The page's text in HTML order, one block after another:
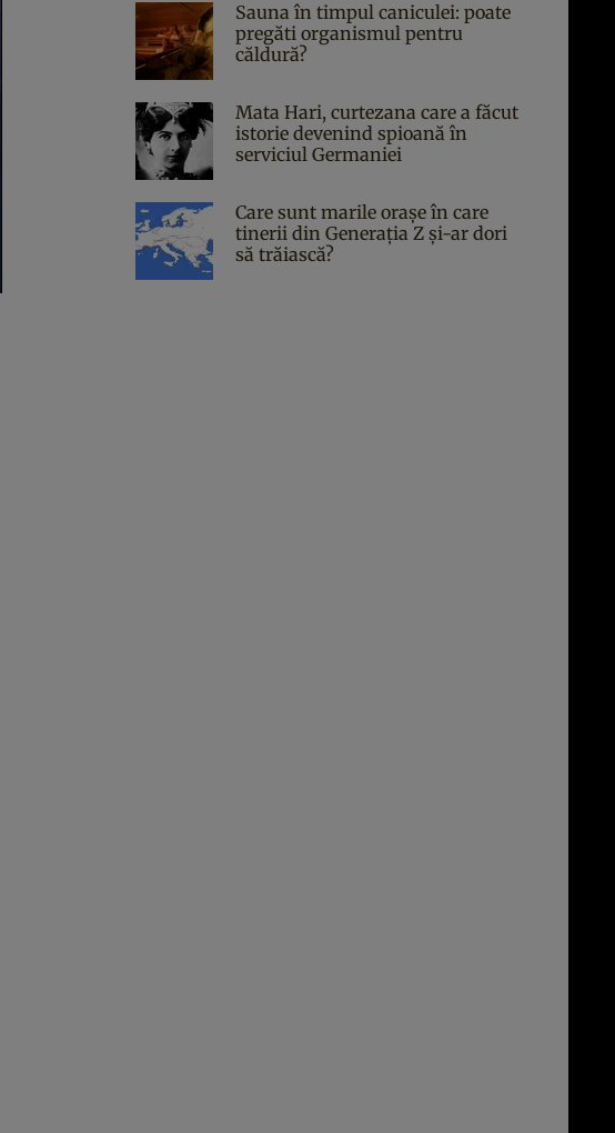
Sauna în timpul caniculei: poate
pregăti organismul pentru
căldură?
Mata Hari, curtezana care a făcut
istorie devenind spioană în
serviciul Germaniei
Care sunt marile orașe în care
tinerii din Generația Z și-ar dori
să trăiască?